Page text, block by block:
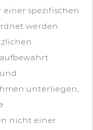
spezifischen
werden
unterliegen,
nicht einer